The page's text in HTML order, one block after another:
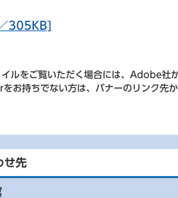
305KB]
イルをご覧いただく場合には、Adobe社
お持ちでない方は、バナーのリンク先
せ先